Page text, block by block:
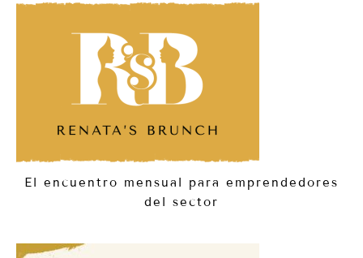
El encuentro mensual para emprendedores
del sector